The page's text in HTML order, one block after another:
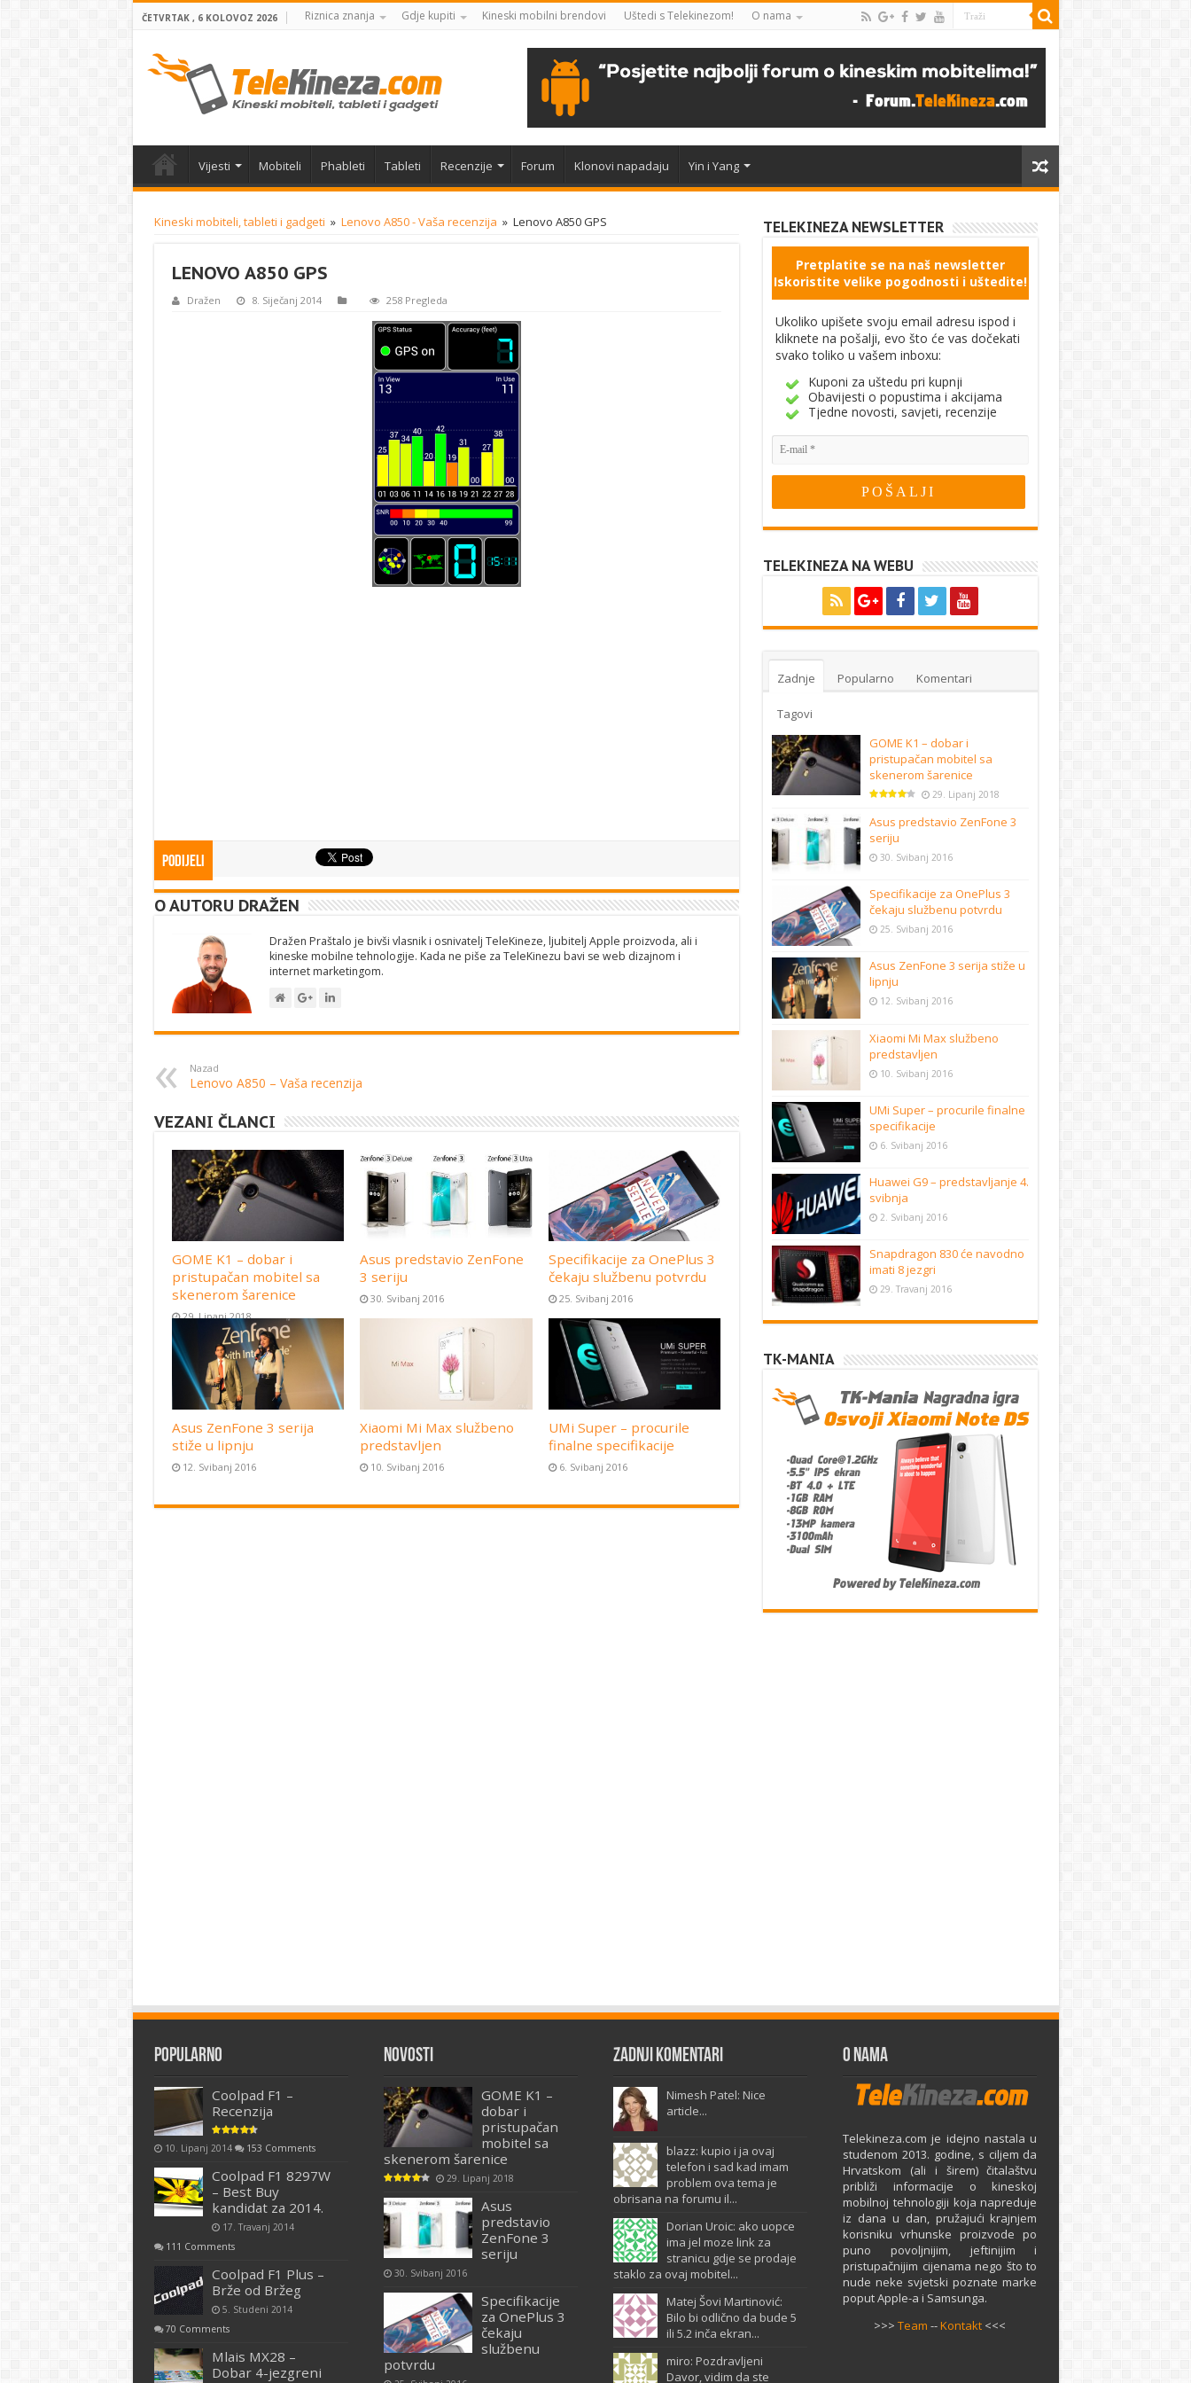
ČETVRTAK , 6 KOLOVOZ 2026 Riznica znanja Gdje kupiti Kineski mobilni brendovi Uštedi s Telekinezom! O nama
Vijesti Mobiteli Phableti Tableti Recenzije Forum Klonovi napadaju Yin i Yang
Kineski mobiteli, tableti i gadgeti » Lenovo A850 - Vaša recenzija » Lenovo A850 GPS
LENOVO A850 GPS
Dražen 8. Siječanj 2014 258 Pregleda
Podijeli
O AUTORU DRAŽEN
Dražen Praštalo je bivši vlasnik i osnivatelj TeleKineze, ljubitelj Apple proizvoda, ali i
kineske mobilne tehnologije. Kada ne piše za TeleKinezu bavi se web dizajnom i
internet marketingom.
Nazad
Lenovo A850 – Vaša recenzija
VEZANI ČLANCI
GOME K1 – dobar i
pristupačan mobitel sa
skenerom šarenice
29. Lipanj 2018
Asus predstavio ZenFone
3 seriju
30. Svibanj 2016
Specifikacije za OnePlus 3
čekaju službenu potvrdu
25. Svibanj 2016
Asus ZenFone 3 serija
stiže u lipnju
12. Svibanj 2016
Xiaomi Mi Max službeno
predstavljen
10. Svibanj 2016
UMi Super – procurile
finalne specifikacije
6. Svibanj 2016
TELEKINEZA NEWSLETTER
Pretplatite se na naš newsletter
Iskoristite velike pogodnosti i uštedite!
Ukoliko upišete svoju email adresu ispod i
kliknete na pošalji, evo što će vas dočekati
svako toliko u vašem inboxu:
Kuponi za uštedu pri kupnji
Obavijesti o popustima i akcijama
Tjedne novosti, savjeti, recenzije
TELEKINEZA NA WEBU
Zadnje Popularno Komentari
Tagovi
GOME K1 – dobar i
pristupačan mobitel sa
skenerom šarenice
29. Lipanj 2018
Asus predstavio ZenFone 3
seriju
30. Svibanj 2016
Specifikacije za OnePlus 3
čekaju službenu potvrdu
25. Svibanj 2016
Asus ZenFone 3 serija stiže u
lipnju
12. Svibanj 2016
Xiaomi Mi Max službeno
predstavljen
10. Svibanj 2016
UMi Super – procurile finalne
specifikacije
6. Svibanj 2016
Huawei G9 – predstavljanje 4.
svibnja
2. Svibanj 2016
Snapdragon 830 će navodno
imati 8 jezgri
29. Travanj 2016
TK-MANIA
Popularno
Coolpad F1 –
Recenzija
10. Lipanj 2014 153 Comments
Coolpad F1 8297W
– Best Buy
kandidat za 2014.
17. Travanj 2014
111 Comments
Coolpad F1 Plus –
Brže od Bržeg
5. Studeni 2014
70 Comments
Mlais MX28 –
Dobar 4-jezgreni
Novosti
GOME K1 –
dobar i
pristupačan
mobitel sa
skenerom šarenice
29. Lipanj 2018
Asus
predstavio
ZenFone 3
seriju
30. Svibanj 2016
Specifikacije
za OnePlus 3
čekaju
službenu
potvrdu
Zadnji komentari
Nimesh Patel: Nice
article...
blazz: kupio i ja ovaj
telefon i sad kad imam
problem ova tema je
obrisana na forumu il...
Dorian Uroic: ako uopce
ima jel moze link za
stranicu gdje se prodaje
staklo za ovaj mobitel...
Matej Šovi Martinović:
Bilo bi odlično da bude 5
ili 5.2 inča ekran...
miro: Pozdravljeni
Davor, vidim da ste
O Nama
Telekineza.com je idejno nastala u
studenom 2013. godine, s ciljem da
Hrvatskom (ali i širem) čitalaštvu
približi informacije o kineskoj
mobilnoj tehnologiji koja napreduje
iz dana u dan, pružajući krajnjem
korisniku vrhunske proizvode po
puno povoljnijim, jeftinijim i
pristupačnijim cijenama nego što to
nude neke svjetski poznate marke
poput Apple-a i Samsunga.
>>>Team --Kontakt <<<